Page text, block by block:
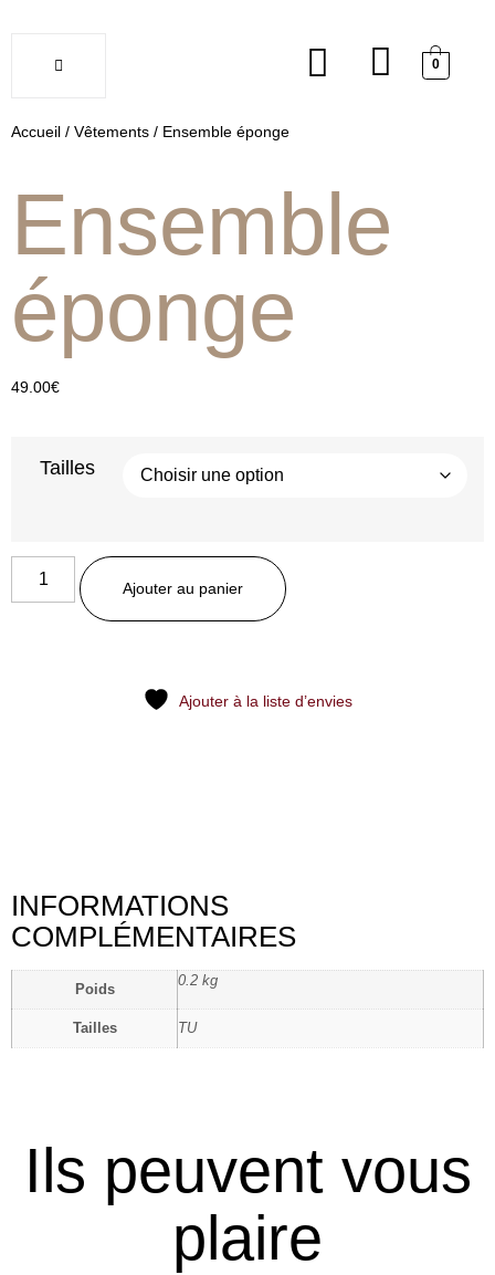
0
Accueil / Vêtements / Ensemble éponge
Ensemble
éponge
49.00€
Tailles
Ajouter au panier
Ajouter à la liste d’envies
INFORMATIONS
COMPLÉMENTAIRES
Poids
0.2 kg
Tailles TU
Ils peuvent vous
plaire